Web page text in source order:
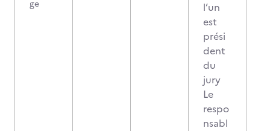
ge
l’un
est
prési
dent
du
jury
Le
respo
nsabl